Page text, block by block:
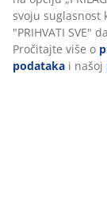
svoju suglasnost
"PRIHVATI SVE"
Pročitajte više o
podataka i našoj